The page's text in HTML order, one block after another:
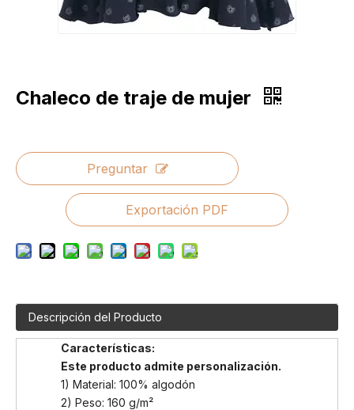
Chaleco de traje de mujer
Preguntar
Exportación PDF
Descripción del Producto
Características:
Este producto admite personalización.
1) Material: 100% algodón
2) Peso: 160 g/m²